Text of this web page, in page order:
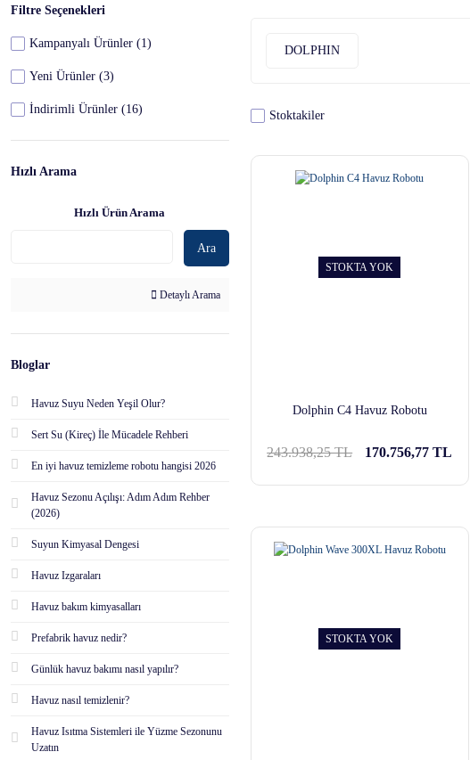
Filtre Seçenekleri
Kampanyalı Ürünler (1)
Yeni Ürünler (3)
İndirimli Ürünler (16)
Hızlı Arama
Hızlı Ürün Arama
Ara
Detaylı Arama
Bloglar
Havuz Suyu Neden Yeşil Olur?
Sert Su (Kireç) İle Mücadele Rehberi
En iyi havuz temizleme robotu hangisi 2026
Havuz Sezonu Açılışı: Adım Adım Rehber
(2026)
Suyun Kimyasal Dengesi
Havuz Izgaraları
Havuz bakım kimyasalları
Prefabrik havuz nedir?
Günlük havuz bakımı nasıl yapılır?
Havuz nasıl temizlenir?
Havuz Isıtma Sistemleri ile Yüzme Sezonunu
Uzatın
DOLPHIN
Stoktakiler
STOKTA YOK
Dolphin C4 Havuz Robotu
243.938,25 TL 170.756,77 TL
STOKTA YOK